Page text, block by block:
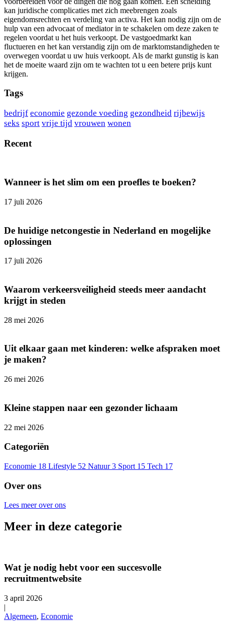
kan juridische complicaties met zich meebrengen zoals
eigendomsrechten en verdeling van activa. Het kan nodig zijn om de
hulp van een advocaat of mediator in te schakelen om deze zaken te
regelen voordat u het huis verkoopt. De vastgoedmarkt kan
fluctueren en het kan verstandig zijn om de marktomstandigheden te
overwegen voordat u uw huis verkoopt. Als de markt gunstig is kan
het de moeite waard zijn om te wachten tot u een betere prijs kunt
krijgen.
Tags
bedrijf economie gezonde voeding gezondheid rijbewijs
seks sport vrije tijd vrouwen wonen
Recent
Wanneer is het slim om een proefles te boeken?
17 juli 2026
De huidige netcongestie in Nederland en mogelijke
oplossingen
17 juli 2026
Waarom verkeersveiligheid steeds meer aandacht
krijgt in steden
28 mei 2026
Uit elkaar gaan met kinderen: welke afspraken moet
je maken?
26 mei 2026
Kleine stappen naar een gezonder lichaam
22 mei 2026
Categoriën
Economie 18 Lifestyle 52 Natuur 3 Sport 15 Tech 17
Over ons
Lees meer over ons
Meer in deze categorie
Wat je nodig hebt voor een succesvolle
recruitmentwebsite
3 april 2026
|
Algemeen, Economie